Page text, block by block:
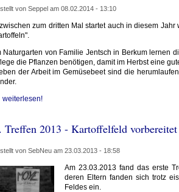
von Seppel am 08.02.2014 - 13:10
zum dritten Mal startet auch in diesem
Naturgarten von Familie Jentsch in Berkum lernen
die Pflanzen benötigen, damit im Herbst eine
der Arbeit im Gemüsebeet sind die
Treffen 2013 - Kartoffelfeld vorbereitet
von SebNeu am 23.03.2013 - 18:58
Am 23.03.2013 fand das erste
deren Eltern fanden sich trotz
Feldes ein.